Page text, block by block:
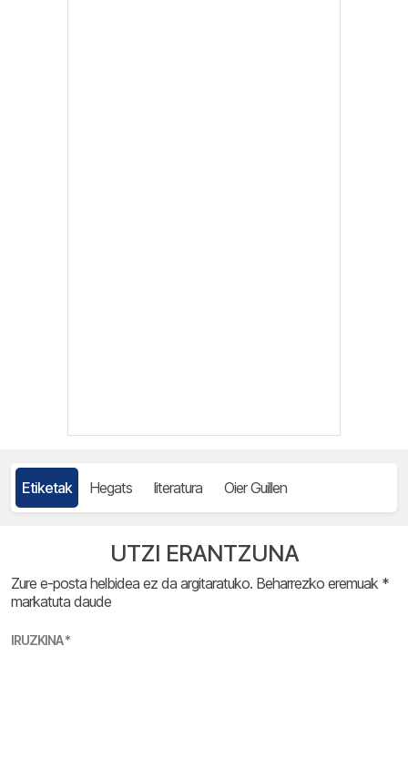
Etiketak Hegats literatura Oier Guillen
UTZI ERANTZUNA
Zure e-posta helbidea ez da argitaratuko. Beharrezko eremuak *
markatuta daude
IRUZKINA*